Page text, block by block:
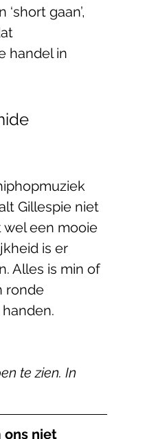
gaan’,
handel in
Gillespie niet
een mooie
is er
Alles is min of
ronde
te zien. In
ons niet